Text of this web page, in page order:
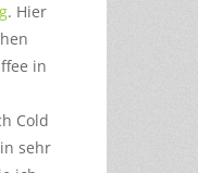
. Hier
in
Cold
sehr